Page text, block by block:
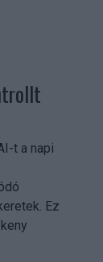
t a napi
Ez